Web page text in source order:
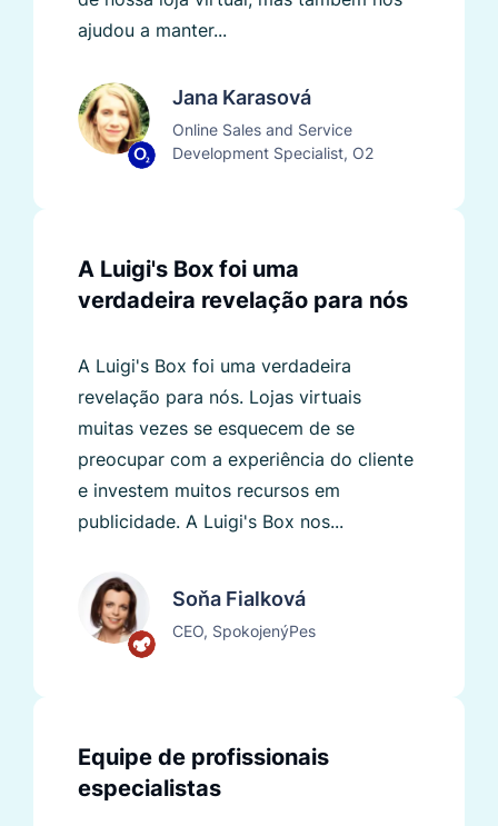
ajudou a manter...
Jana Karasová
Online Sales and Service
Development Specialist, O2
A Luigi's Box foi uma
verdadeira revelação para nós
A Luigi's Box foi uma verdadeira
revelação para nós. Lojas virtuais
muitas vezes se esquecem de se
preocupar com a experiência do cliente
e investem muitos recursos em
publicidade. A Luigi's Box nos...
Soňa Fialková
CEO, SpokojenýPes
Equipe de profissionais
especialistas